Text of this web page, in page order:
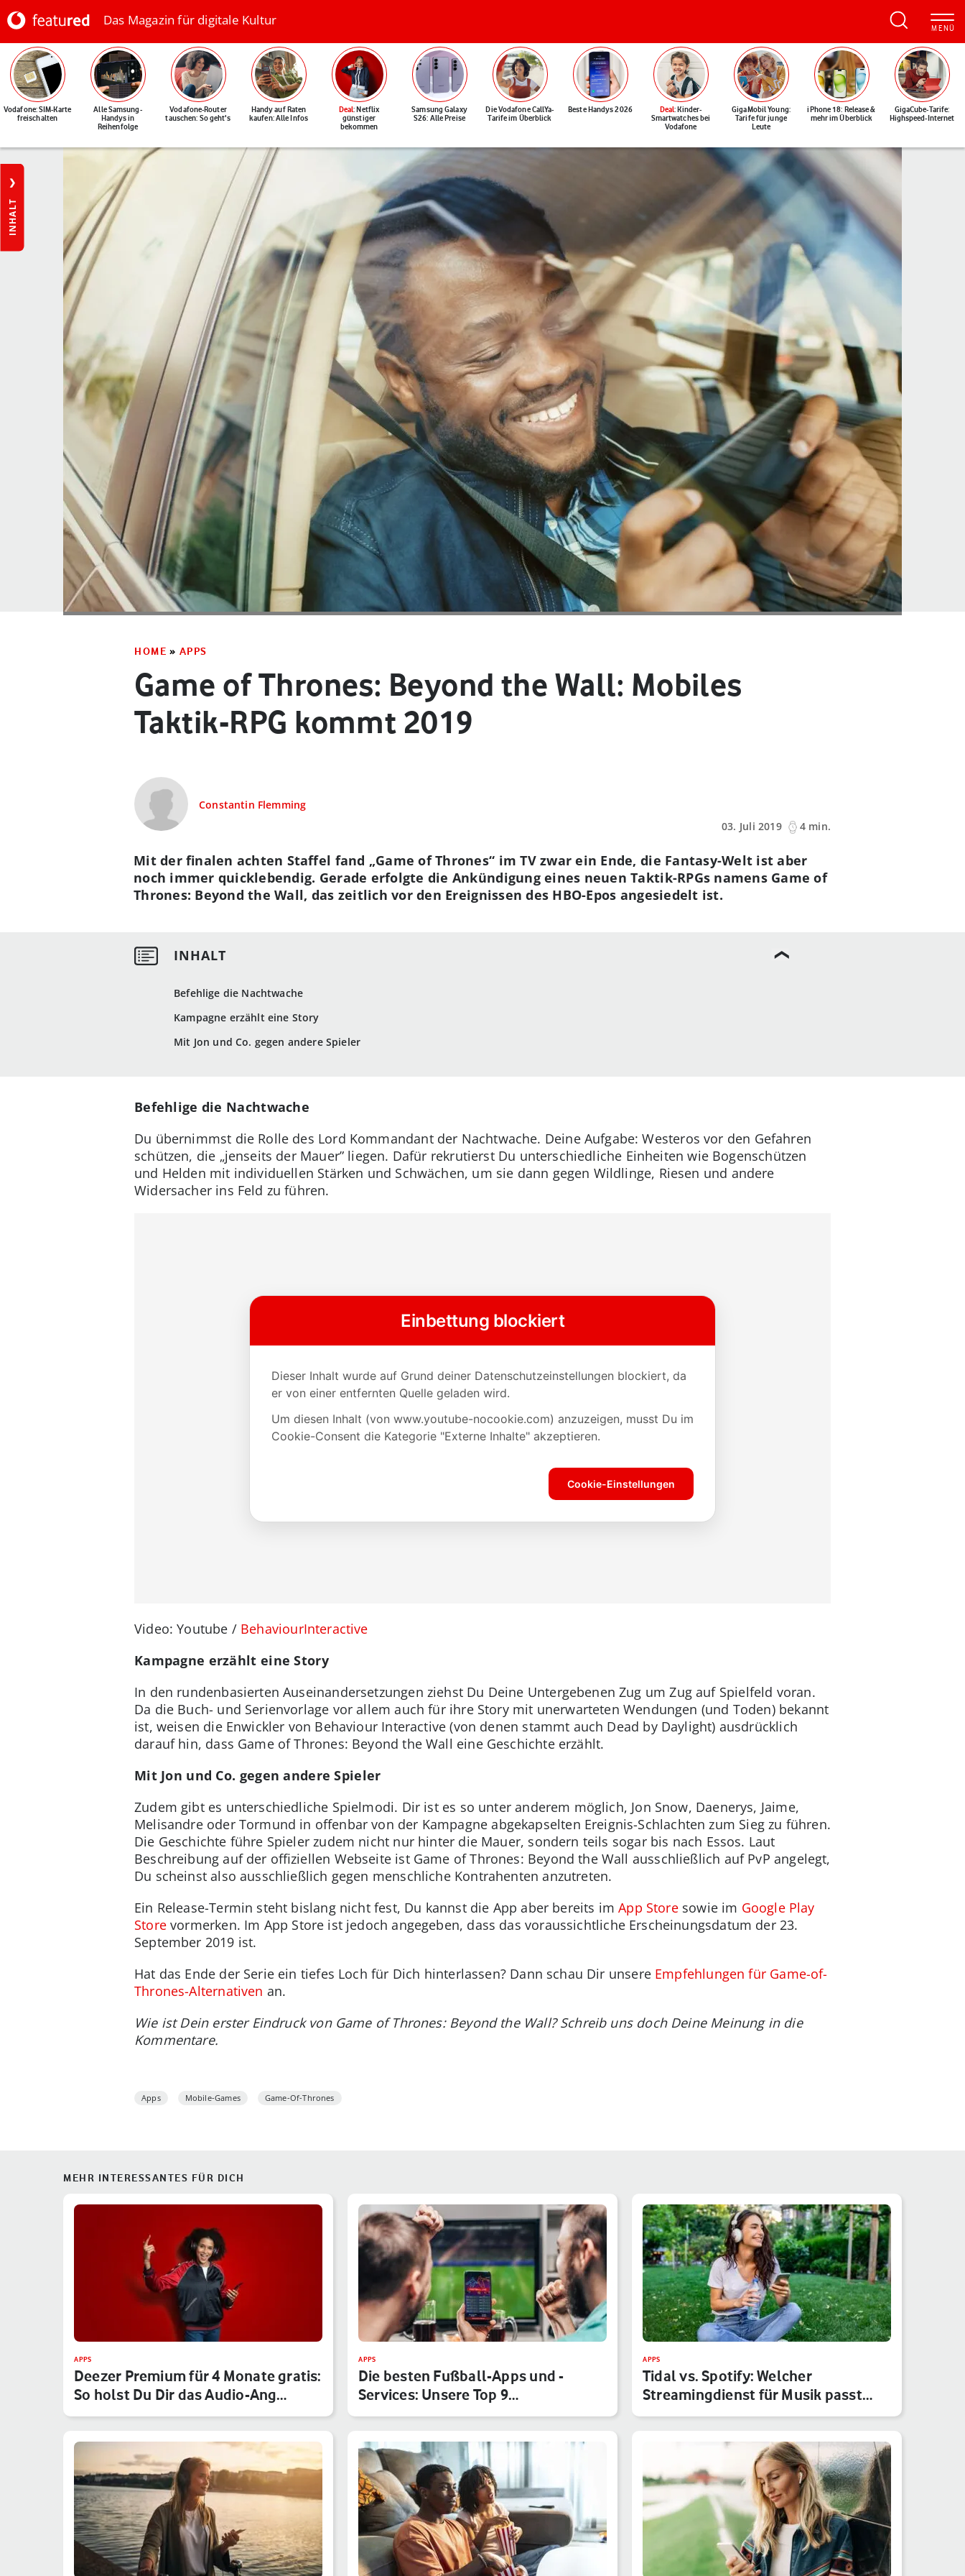
Das Magazin für digitale Kultur
Vodafone: SIM-Karte
freischalten
Alle Samsung-
Handys in
Reihenfolge
Vodafone-Router
tauschen: So geht's
Handy auf Raten
kaufen: Alle Infos
Deal: Netflix
günstiger
bekommen
Samsung Galaxy
S26: Alle Preise
Die Vodafone CallYa-
Tarife im Überblick
Beste Handys 2026 Deal: Kinder-
Smartwatches bei
Vodafone
GigaMobil Young:
Tarife für junge
Leute
iPhone 18: Release &
mehr im Überblick
GigaCube-Tarife:
Highspeed-Internet
INHALT
HOME » APPS
Game of Thrones: Beyond the Wall: Mobiles
Taktik-RPG kommt 2019
Constantin Flemming
03. Juli 2019
4 min.
Befehlige die Nachtwache
Kampagne erzählt eine Story
Mit Jon und Co. gegen andere Spieler
Mit der finalen achten Staffel fand „Game of Thrones“ im TV zwar ein Ende, die Fantasy-Welt ist aber
noch immer quicklebendig. Gerade erfolgte die Ankündigung eines neuen Taktik-RPGs namens Game of
Thrones: Beyond the Wall, das zeitlich vor den Ereignissen des HBO-Epos angesiedelt ist.
Befehlige die Nachtwache
Du übernimmst die Rolle des Lord Kommandant der Nachtwache. Deine Aufgabe: Westeros vor den Gefahren
schützen, die „jenseits der Mauer” liegen. Dafür rekrutierst Du unterschiedliche Einheiten wie Bogenschützen
und Helden mit individuellen Stärken und Schwächen, um sie dann gegen Wildlinge, Riesen und andere
Widersacher ins Feld zu führen.
Video: Youtube / BehaviourInteractive
Kampagne erzählt eine Story
In den rundenbasierten Auseinandersetzungen ziehst Du Deine Untergebenen Zug um Zug auf Spielfeld voran.
Da die Buch- und Serienvorlage vor allem auch für ihre Story mit unerwarteten Wendungen (und Toden) bekannt
ist, weisen die Enwickler von Behaviour Interactive (von denen stammt auch Dead by Daylight) ausdrücklich
darauf hin, dass Game of Thrones: Beyond the Wall eine Geschichte erzählt.
Mit Jon und Co. gegen andere Spieler
Zudem gibt es unterschiedliche Spielmodi. Dir ist es so unter anderem möglich, Jon Snow, Daenerys, Jaime,
Melisandre oder Tormund in offenbar von der Kampagne abgekapselten Ereignis-Schlachten zum Sieg zu führen.
Die Geschichte führe Spieler zudem nicht nur hinter die Mauer, sondern teils sogar bis nach Essos. Laut
Beschreibung auf der offiziellen Webseite ist Game of Thrones: Beyond the Wall ausschließlich auf PvP angelegt,
Du scheinst also ausschließlich gegen menschliche Kontrahenten anzutreten.
Ein Release-Termin steht bislang nicht fest, Du kannst die App aber bereits imApp Storesowie im Google Play
Storevormerken. Im App Store ist jedoch angegeben, dass das voraussichtliche Erscheinungsdatum der 23.
September 2019 ist.
Hat das Ende der Serie ein tiefes Loch für Dich hinterlassen? Dann schau Dir unsere Empfehlungen für Game-of-
Thrones-Alternativen an.
Wie ist Dein erster Eindruck von Game of Thrones: Beyond the Wall? Schreib uns doch Deine Meinung in die
Kommentare.
Apps Mobile-Games Game-Of-Thrones
MEHR INTERESSANTES FÜR DICH
APPS
Deezer Premium für 4 Monate gratis:
So holst Du Dir das Audio-Ang…
APPS
Die besten Fußball-Apps und -
Services: Unsere Top 9
Anwendungen f…
APPS
Tidal vs. Spotify: Welcher
Streamingdienst für Musik passt
besser…